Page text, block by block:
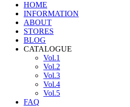
HOME
INFORMATION
ABOUT
STORES
BLOG
CATALOGUE
Vol.1
Vol.2
Vol.3
Vol.4
Vol.5
FAQ